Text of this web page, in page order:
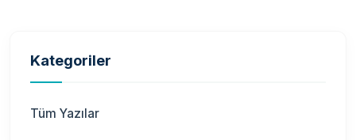
Kategoriler
Tüm Yazılar